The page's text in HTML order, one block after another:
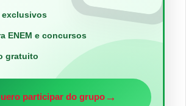
exclusivos
ENEM e concursos
gratuito
participar do grupo→